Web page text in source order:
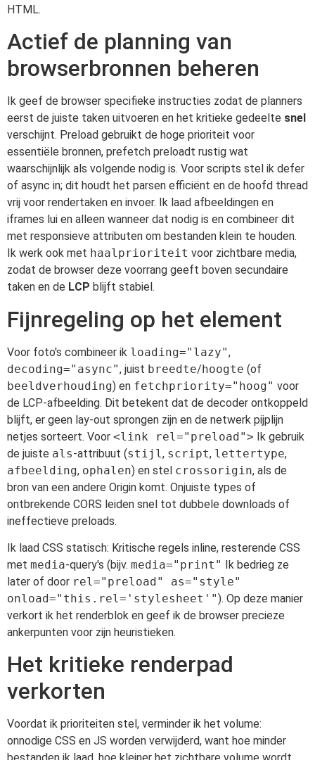
HTML.
Actief de planning van
browserbronnen beheren
Ik geef de browser specifieke instructies zodat de planners
eerst de juiste taken uitvoeren en het kritieke gedeelte snel
verschijnt. Preload gebruikt de hoge prioriteit voor
essentiële bronnen, prefetch preloadt rustig wat
waarschijnlijk als volgende nodig is. Voor scripts stel ik defer
of async in; dit houdt het parsen efficiënt en de hoofd thread
vrij voor rendertaken en invoer. Ik laad afbeeldingen en
iframes lui en alleen wanneer dat nodig is en combineer dit
met responsieve attributen om bestanden klein te houden.
Ik werk ook met haalprioriteit voor zichtbare media,
zodat de browser deze voorrang geeft boven secundaire
taken en de LCP blijft stabiel.
Fijnregeling op het element
Voor foto's combineer ik loading="lazy",
decoding="async", juist breedte/hoogte (of
beeldverhouding) en fetchpriority="hoog" voor
de LCP-afbeelding. Dit betekent dat de decoder ontkoppeld
blijft, er geen lay-out sprongen zijn en de netwerk pijplijn
netjes sorteert. Voor <link rel="preload"> Ik gebruik
de juiste als-attribuut (stijl , script, lettertype,
afbeelding, ophalen) en stel crossorigin, als de
bron van een andere Origin komt. Onjuiste types of
ontbrekende CORS leiden snel tot dubbele downloads of
ineffectieve preloads.
Ik laad CSS statisch: Kritische regels inline, resterende CSS
met media-query's (bijv. media="print" Ik bedrieg ze
later of door rel="preload" as="style"
onload="this.rel='stylesheet'"). Op deze manier
verkort ik het renderblok en geef ik de browser precieze
ankerpunten voor zijn heuristieken.
Het kritieke renderpad
verkorten
Voordat ik prioriteiten stel, verminder ik het volume:
onnodige CSS en JS worden verwijderd, want hoe minder